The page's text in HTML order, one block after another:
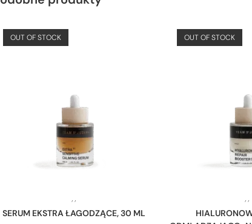
OUT OF STOCK
, ,
SERUM EKSTRA ŁAGODZĄCE, 30 ML
OUT OF STOCK
,,